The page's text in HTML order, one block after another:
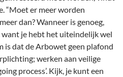
“Moet er meer worden
dan? Wanneer is genoeg,
want je hebt het uiteindelijk wel
is dat de Arbowet geen plafond
werken aan veilige
process’. Kijk, je kunt een